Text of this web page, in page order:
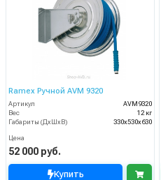
Ramex Ручной AVM 9320
Артикул
AVM9320
Вес
12 кг
Габариты (ДхШхВ)
330x530x630
Цена
52 000 руб.
Купить